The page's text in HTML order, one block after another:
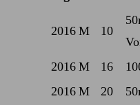
2016 M 10
2016 M 16
2016 M 20